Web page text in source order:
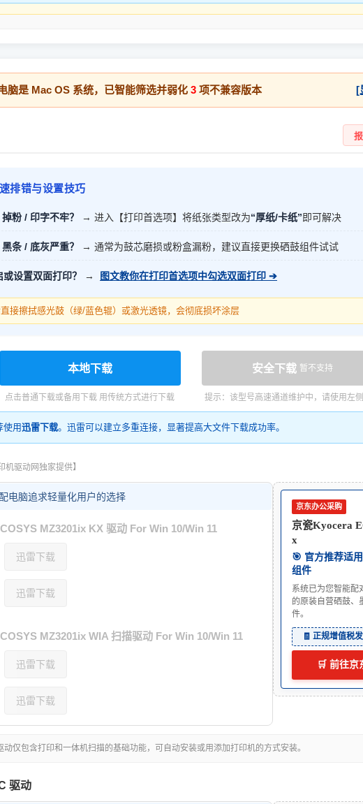
脑是 Mac OS 系统，已智能筛选并弱化 3 项不兼容版本 [
排错与设置技巧
粉 / 印字不牢？ → 进入【打印首选项】将纸张类型改为“厚纸/卡纸”即可解决
条 / 底灰严重？ → 通常为鼓芯磨损或粉盒漏粉，建议直接更换硒鼓组件试试
设置双面打印？ → 图文教你在打印首选项中勾选双面打印 ➔
接擦拭感光鼓（绿/蓝色辊）或激光透镜，会彻底损坏涂层
本地下载
点击普通下载或备用下载 用传统方式进行下载
安全下载 暂不支持
提示：该型号高速通道维护中，请使用左
使用迅雷下载。迅雷可以建立多重连接，显著提高大文件下载成功率。
机驱动网独家提供】
电脑追求轻量化用户的选择
MZ3201ix KX 驱动 For Win 10/Win 11
迅雷下载
迅雷下载
MZ3201ix WIA 扫描驱动 For Win 10/Win 11
迅雷下载
迅雷下载
京东办公采购
京瓷Kyocera
x
🎯 官方推荐适
组件
系统已为您智能配
的原装自营硒鼓、
件。
🧾 正规增值税
🛒 前往京
动仅包含打印和一体机扫描的基础功能，可自动安装或用添加打印机的方式安装。
驱动